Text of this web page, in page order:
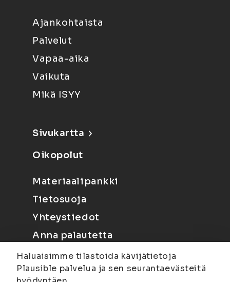
Ajankohtaista
Palvelut
Vapaa-aika
Vaikuta
Mikä ISYY
Sivukartta
Oikopolut
Materiaalipankki
Tietosuoja
Yhteystiedot
Anna palautetta
Haluaisimme tilastoida kävijätietoja
Plausible palvelua ja sen seurantaevästeitä